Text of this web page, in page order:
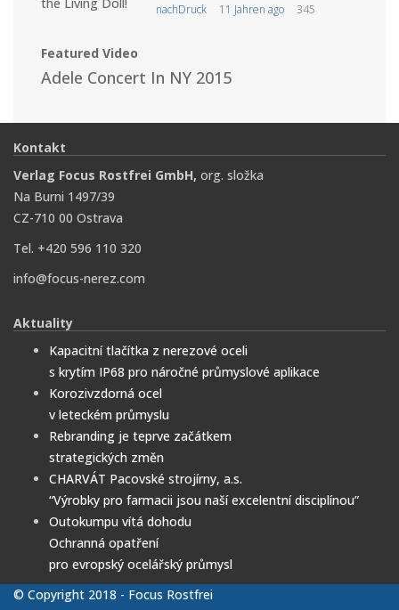
nachDruck
11 Jahren ago 345
Featured Video
Adele Concert In NY 2015
Kontakt
Verlag Focus Rostfrei GmbH, org. složka
Na Burni 1497/39
CZ-710 00 Ostrava
Tel. +420 596 110 320
info@focus-nerez.com
Aktuality
Kapacitní tlačítka z nerezové oceli
s krytím IP68 pro náročné průmyslové aplikace
Korozivzdorná ocel
v leteckém průmyslu
Rebranding je teprve začátkem
strategických změn
CHARVÁT Pacovské strojírny, a.s.
“Výrobky pro farmacii jsou naší excelentní disciplínou”
Outokumpu vítá dohodu
Ochranná opatření
pro evropský ocelářský průmysl
© Copyright 2018 - Focus Rostfrei